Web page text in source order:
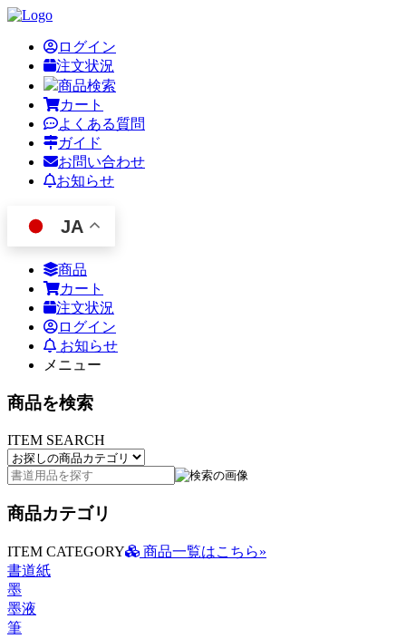
ログイン
注文状況
商品検索
カート
よくある質問
ガイド
お問い合わせ
お知らせ
JA
商品
カート
注文状況
ログイン
お知らせ
メニュー
商品を検索
ITEM SEARCH
商品カテゴリ
ITEM CATEGORY
商品一覧はこちら»
書道紙
墨
墨液
筆